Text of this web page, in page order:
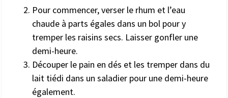
Pour commencer, verser le rhum et l’eau
chaude à parts égales dans un bol pour y
tremper les raisins secs. Laisser gonfler une
demi-heure.
Découper le pain en dés et les tremper dans du
lait tiédi dans un saladier pour une demi-heure
également.